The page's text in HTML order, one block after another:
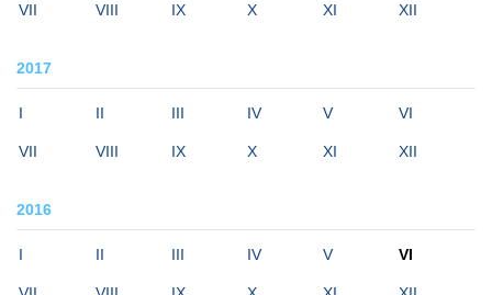
VII VIII IX X XI XII
2017
I II III IV V VI
VII VIII IX X XI XII
2016
I II III IV V VI